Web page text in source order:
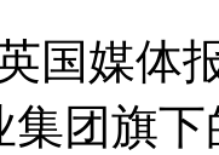
媒体报
团旗